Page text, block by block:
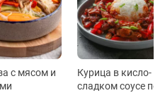
с мясом и
Курица в кисло-
сладком соусе по-